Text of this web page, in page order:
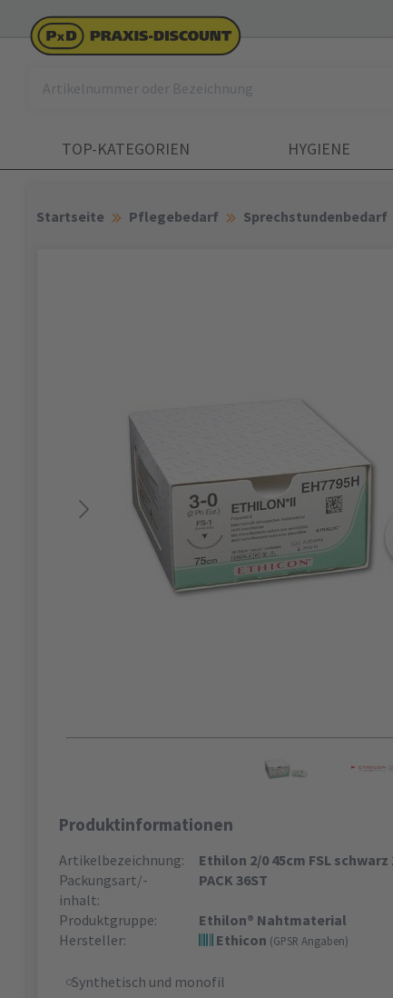
TOP-KATEGORIEN HYGIENE
Startseite Pflegebedarf Sprechstundenbedarf
Produktinformationen
Artikelbezeichnung:
Ethilon 2/0 45cm FSL schwarz
Packungsart/-
inhalt:
PACK 36ST
Produktgruppe:
Ethilon® Nahtmaterial
Hersteller:
Ethicon (GPSR Angaben)
Synthetisch und monofil